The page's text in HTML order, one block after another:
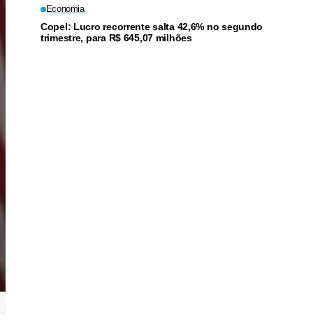
Economia
Copel: Lucro recorrente salta 42,6% no segundo
trimestre, para R$ 645,07 milhões